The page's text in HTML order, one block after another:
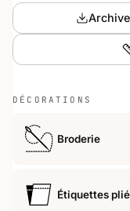
DÉCORATIONS
Broderie
Étiquettes